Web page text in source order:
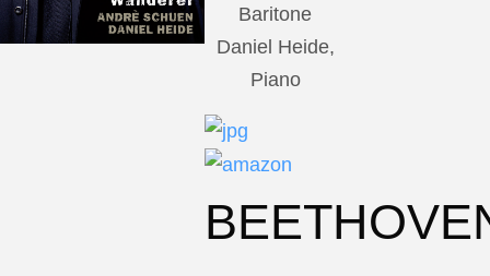
Baritone
Daniel Heide,
Piano